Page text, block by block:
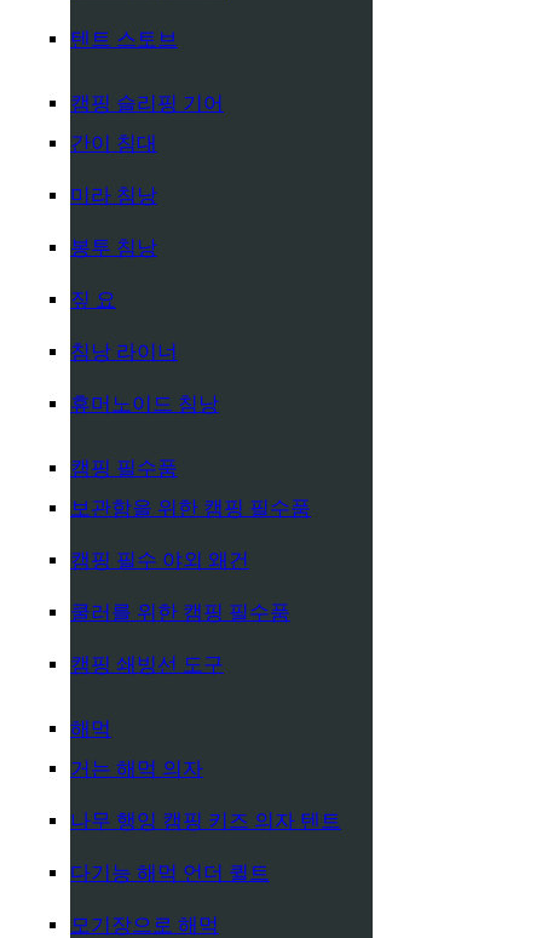
텐트 스토브
캠핑 슬리핑 기어
간이 침대
미라 침낭
봉투 침낭
짚 요
침낭 라이너
휴머노이드 침낭
캠핑 필수품
보관함을 위한 캠핑 필수품
캠핑 필수 야외 왜건
쿨러를 위한 캠핑 필수품
캠핑 쇄빙선 도구
해먹
거는 해먹 의자
나무 행잉 캠핑 키즈 의자 텐트
다기능 해먹 언더 퀼트
모기장으로 해먹